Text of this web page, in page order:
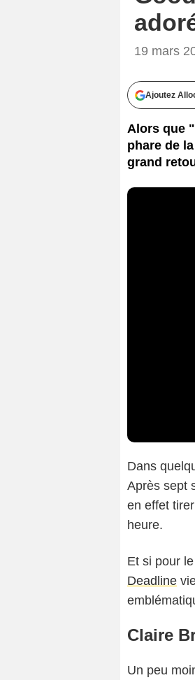
19 mars
Ajoutez
Alors que
phare de
grand
Dans
Après sept
en effet
heure.
Et si pour
Deadline
Claire
Un peu